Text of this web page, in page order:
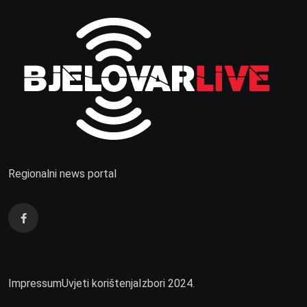
Regionalni news portal
ImpressumUvjeti korištenja Izbori 2024.